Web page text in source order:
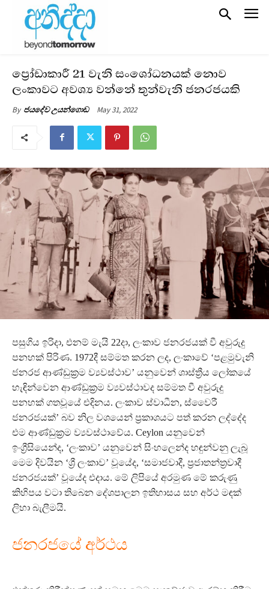
ප්‍රෝඩාකාරී 21 වැනි සංශෝධනයක් නොව
ලංකාවට අවශ්‍ය වන්නේ තුන්වැනි ජනරජයකි
By ජයදේව උයන්ගොඩ May 31, 2022
පසුගිය ඉරිදා, එනම් මැයි 22දා, ලංකාව ජනරජයක් වී අවුරුදු
පනහක් පිරිණ. 1972දී සම්මත කරන ලද, ලංකාවේ ‘පළමුවැනි
ජනරජ ආණ්ඩුක්‍රම ව්‍යවස්ථාව’ යනුවෙන් ශාස්ත්‍රීය ලෝකයේ
හැඳින්වෙන ආණ්ඩුක්‍රම ව්‍යවස්ථාවද සම්මත වී අවුරුදු
පනහක් ගතවූයේ එදිනය. ලංකාව ස්වාධීන, ස්වෛරී
ජනරජයක්’ බව නිල වශයෙන් ප්‍රකාශයට පත් කරන ලද්දේද
එම ආණ්ඩුක්‍රම ව්‍යවස්ථාවේය. Ceylon යනුවෙන්
ඉංග්‍රීසියෙන්ද, ‘ලංකාව’ යනුවෙන් සිංහලෙන්ද හඳුන්වනු ලැබූ
මෙම දිවයින ‘ශ්‍රී ලංකාව’ වූයේද, ‘සමාජවාදී, ප්‍රජාතන්ත්‍රවාදී
ජනරජයක්’ වූයේද එදාය. මේ ලිපියේ අරමුණ මේ කරුණු
කිහිපය වටා තිබෙන දේශපාලන ඉතිහාසය සහ අර්ථ මඳක්
ලිහා බැලීමයි.
ජනරජයේ අර්ථය